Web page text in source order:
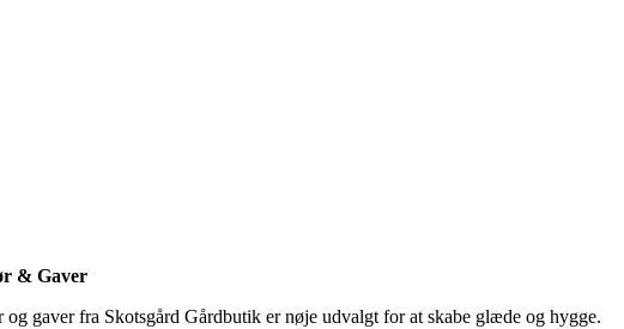
& Gaver
og gaver fra Skotsgård Gårdbutik er nøje udvalgt for at skabe glæde og hygge.